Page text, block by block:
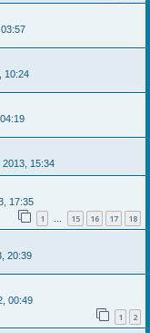
10:24
2013, 15:34
17:35
1 … 15 16 17 18
20:39
00:49
1 2